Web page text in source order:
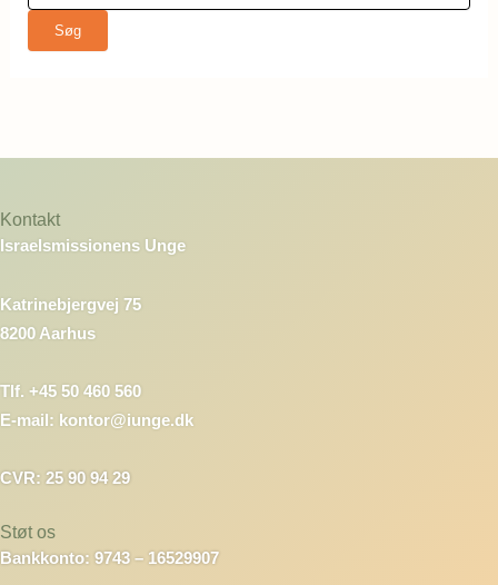
Kontakt
Israelsmissionens Unge
Katrinebjergvej 75
8200 Aarhus
Tlf. +45 50 460 560
E-mail: kontor@iunge.dk
CVR: 25 90 94 29
Støt os
Bankkonto: 9743 – 16529907